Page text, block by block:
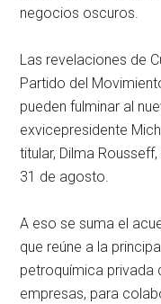
negocios oscuros.
Las revelaciones de
Partido del
pueden fulminar al
exvicepresidente
titular, Dilma
31 de agosto.
A eso se suma el
que reúne a la
petroquímica privada
empresas, para